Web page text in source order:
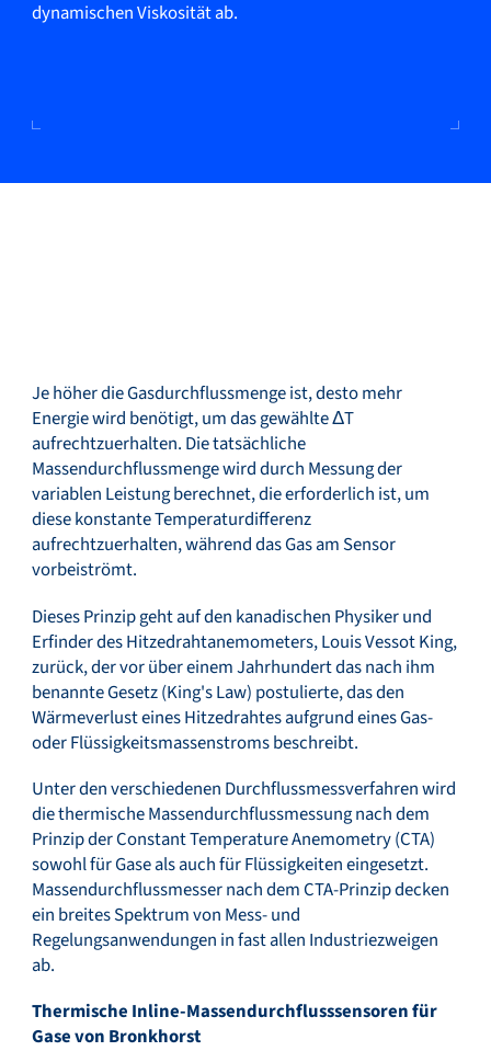
dynamischen Viskosität ab.
Je höher die Gasdurchflussmenge ist, desto mehr
Energie wird benötigt, um das gewählte ΔT
aufrechtzuerhalten. Die tatsächliche
Massendurchflussmenge wird durch Messung der
variablen Leistung berechnet, die erforderlich ist, um
diese konstante Temperaturdifferenz
aufrechtzuerhalten, während das Gas am Sensor
vorbeiströmt.
Dieses Prinzip geht auf den kanadischen Physiker und
Erfinder des Hitzedrahtanemometers, Louis Vessot King,
zurück, der vor über einem Jahrhundert das nach ihm
benannte Gesetz (King's Law) postulierte, das den
Wärmeverlust eines Hitzedrahtes aufgrund eines Gas-
oder Flüssigkeitsmassenstroms beschreibt.
Unter den verschiedenen Durchflussmessverfahren wird
die thermische Massendurchflussmessung nach dem
Prinzip der Constant Temperature Anemometry (CTA)
sowohl für Gase als auch für Flüssigkeiten eingesetzt.
Massendurchflussmesser nach dem CTA-Prinzip decken
ein breites Spektrum von Mess- und
Regelungsanwendungen in fast allen Industriezweigen
ab.
Thermische Inline-Massendurchflusssensoren für
Gase von Bronkhorst